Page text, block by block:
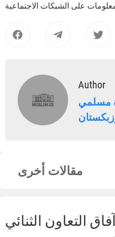
على الشبكات الاجتماعية
Author
مسلمي
مقالات أخرى
التعاون الثنائي